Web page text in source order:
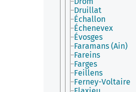
Druillat
Échallon
Échenevex
Évosges
Faramans (Ain)
Fareins
Farges
Feillens
Ferney-Voltaire